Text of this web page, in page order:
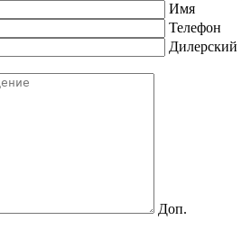
Имя
Телефон
Дилерский
Доп.